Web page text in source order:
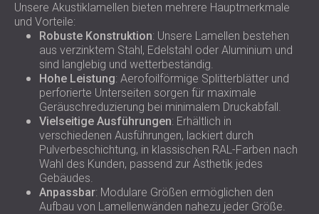
Unsere Akustiklamellen bieten mehrere Hauptmerkmale
und Vorteile:
Robuste Konstruktion: Unsere Lamellen bestehen
aus verzinktem Stahl, Edelstahl oder Aluminium und
sind langlebig und wetterbeständig.
Hohe Leistung: Aerofoilförmige Splitterblätter und
perforierte Unterseiten sorgen für maximale
Geräuschreduzierung bei minimalem Druckabfall.
Vielseitige Ausführungen: Erhältlich in
verschiedenen Ausführungen, lackiert durch
Pulverbeschichtung, in klassischen RAL-Farben nach
Wahl des Kunden, passend zur Ästhetik jedes
Gebäudes.
Anpassbar: Modulare Größen ermöglichen den
Aufbau von Lamellenwänden nahezu jeder Größe.